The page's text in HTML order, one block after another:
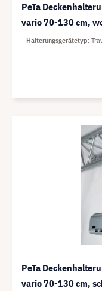
PeTa
vario 70-130 cm,
Halterungsgerätetyp
PeTa
vario 70-130 cm,